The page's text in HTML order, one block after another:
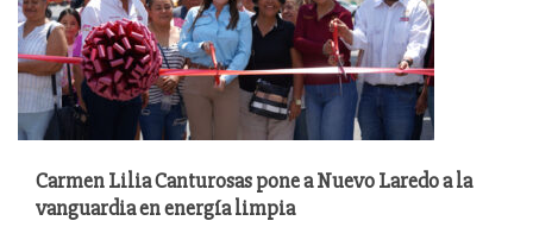
Carmen Lilia Canturosas pone a Nuevo Laredo a la
vanguardia en energía limpia